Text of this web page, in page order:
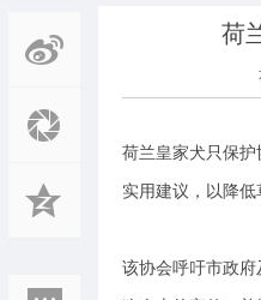
荷
荷兰皇家犬只保
实用建议，以降低
该协会呼吁市政